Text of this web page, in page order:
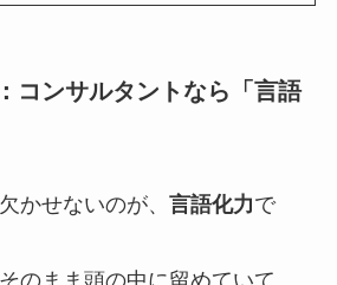
コンサルタントなら「言語
かせないのが、 言語化力で